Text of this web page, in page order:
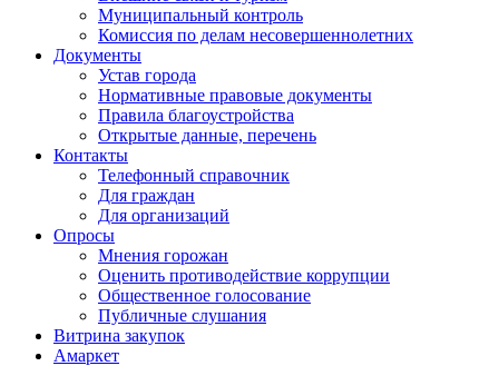
Муниципальный контроль
Комиссия по делам несовершеннолетних
Документы
Устав города
Нормативные правовые документы
Правила благоустройства
Открытые данные, перечень
Контакты
Телефонный справочник
Для граждан
Для организаций
Опросы
Мнения горожан
Оценить противодействие коррупции
Общественное голосование
Публичные слушания
Витрина закупок
Амаркет